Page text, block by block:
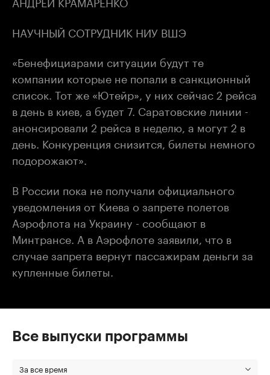
НАУЧНЫЙ СОТРУДНИК НИУ ВШЭ
«Бенефициарами ситуации будут те
компании которые не попали в санкционный
список. Тот же «Ютейр», у них сейчас 2 рейса
в день в киев, а будет 7. Саратовские линии -
анонсировали 2 рейса в неделю, а могут 2 в
день. Конкуренция снизится, билеты немного
подорожают».
В России пока не получали официального
уведомления от Киева о запрете полетов
Аэрофлота на Украину - сообщают в
Минтрансе. А в Аэрофлоте заявили, что в
случае запрета вернут пассажирам деньги за
купленные билеты.
Все выпуски программы
За все время